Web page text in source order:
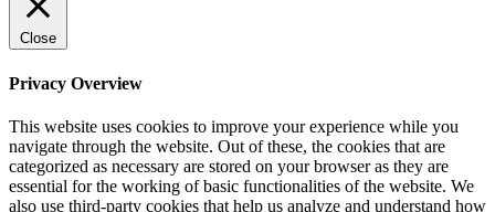
Necessary
Always Enabled
Necessary cookies are absolutely essential for the website to
basic functionalities and security features of the website. These
Non-necessary
Non-necessary
Any cookies that may not be particularly necessary for the website
to function and is used specifically to collect user personal data via